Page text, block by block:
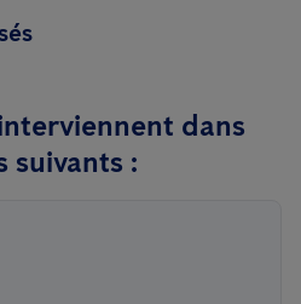
dans
suivants :